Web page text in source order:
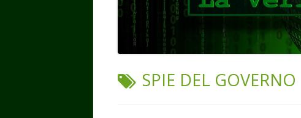
TAG:
SPIE DEL GOVERNO